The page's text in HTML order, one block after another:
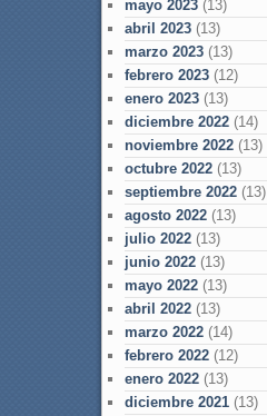
mayo 2023(13)
abril 2023(13)
marzo 2023(13)
febrero 2023(12)
enero 2023(13)
diciembre 2022(14)
noviembre 2022(13)
octubre 2022(13)
septiembre 2022(13)
agosto 2022(13)
julio 2022(13)
junio 2022(13)
mayo 2022(13)
abril 2022(13)
marzo 2022(14)
febrero 2022(12)
enero 2022(13)
diciembre 2021(13)